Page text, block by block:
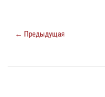
← Предыдущая